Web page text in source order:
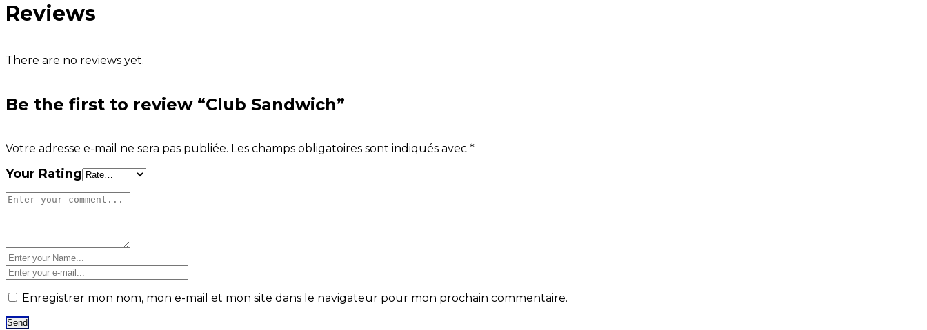
Reviews
There are no reviews yet.
Be the first to review “Club Sandwich”
Votre adresse e-mail ne sera pas publiée. Les champs obligatoires sont indiqués avec *
Your Rating
Enregistrer mon nom, mon e-mail et mon site dans le navigateur pour mon prochain commentaire.